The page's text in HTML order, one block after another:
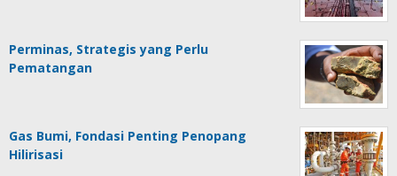
Perminas, Strategis yang Perlu
Pematangan
Gas Bumi, Fondasi Penting Penopang
Hilirisasi